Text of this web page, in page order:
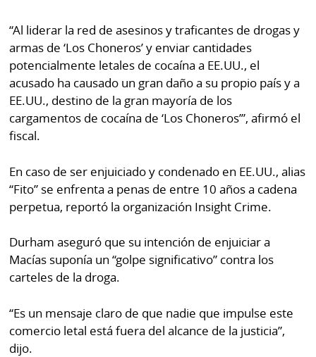
“Al liderar la red de asesinos y traficantes de drogas y
armas de ‘Los Choneros’ y enviar cantidades
potencialmente letales de cocaína a EE.UU., el
acusado ha causado un gran daño a su propio país y a
EE.UU., destino de la gran mayoría de los
cargamentos de cocaína de ‘Los Choneros’”, afirmó el
fiscal.
En caso de ser enjuiciado y condenado en EE.UU., alias
“Fito” se enfrenta a penas de entre 10 años a cadena
perpetua, reportó la organización Insight Crime.
Durham aseguró que su intención de enjuiciar a
Macías suponía un “golpe significativo” contra los
carteles de la droga.
“Es un mensaje claro de que nadie que impulse este
comercio letal está fuera del alcance de la justicia”,
dijo.